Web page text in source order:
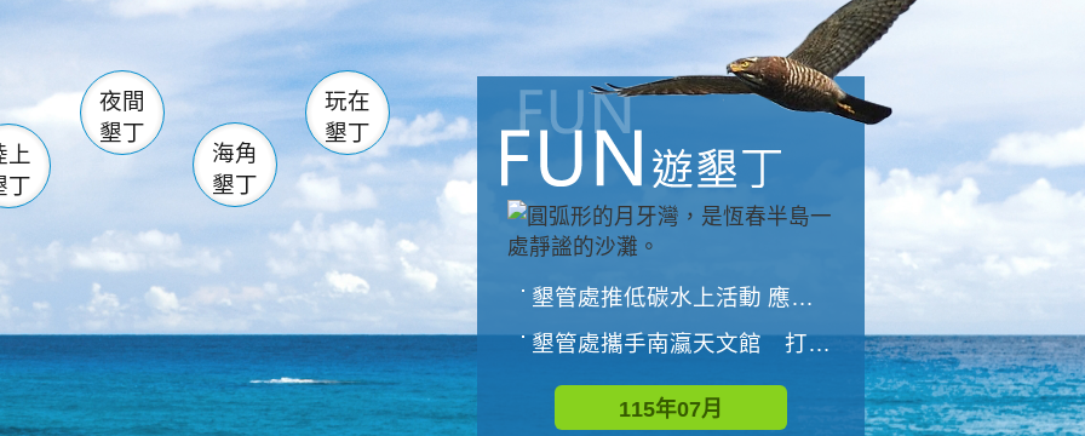
南仁湖
滿州 佳樂水
森林遊樂區
墾管處遊客中心
社頂公園 風吹沙
船帆石 龍磐公園
香蕉灣 龍坑
鵝鑾鼻
上
丁
夜間
墾丁
海角
墾丁
玩在
墾丁
墾管處推低碳水上活動 應屆畢業生限額免費參加
墾管處攜手南瀛天文館 打造沉浸式天文探索營隊
115年07月
與國家公園有約-優游潮間
115年08月